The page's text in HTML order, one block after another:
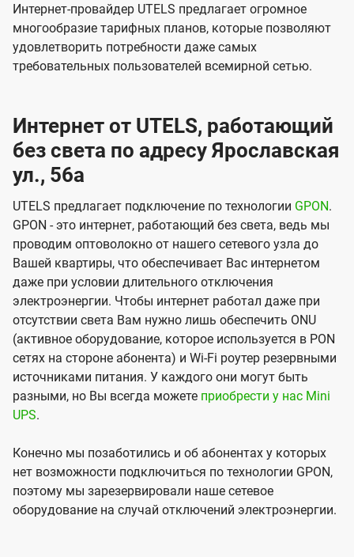
Интернет-провайдер UTELS предлагает огромное
многообразие тарифных планов, которые позволяют
удовлетворить потребности даже самых
требовательных пользователей всемирной сетью.
Интернет от UTELS, работающий
без света по адресу Ярославская
ул., 56а
UTELS предлагает подключение по технологии GPON.
GPON - это интернет, работающий без света, ведь мы
проводим оптоволокно от нашего сетевого узла до
Вашей квартиры, что обеспечивает Вас интернетом
даже при условии длительного отключения
электроэнергии. Чтобы интернет работал даже при
отсутствии света Вам нужно лишь обеспечить ONU
(активное оборудование, которое используется в PON
сетях на стороне абонента) и Wi-Fi роутер резервными
источниками питания. У каждого они могут быть
разными, но Вы всегда можете приобрести у нас Mini
UPS.
Конечно мы позаботились и об абонентах у которых
нет возможности подключиться по технологии GPON,
поэтому мы зарезервировали наше сетевое
оборудование на случай отключений электроэнергии.